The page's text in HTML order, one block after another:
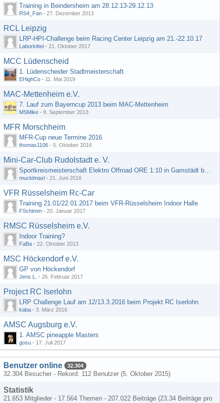
Training in Beindersheim am 28.12.13-29.12.13
RS4_Fan - 27. Dezember 2013
RCL Leipzig
LRP-HPI-Challenge beim Racing Center Leipzig am 21.-22.10.17
Laborkittel - 21. Oktober 2017
MCC Lüdenscheid
1. Lüdenscheider Stadtmeisterschaft
EHighCo - 11. Mai 2019
MAC-Mettenheim e.V.
7. Lauf zum Bayerncup 2013 beim MAC-Mettenheim
MSMike - 8. September 2013
MFR Morschheim
MFR-Cup neue Termine 2016
thomas1106 - 5. Oktober 2016
Mini-Car-Club Rudolstadt e. V.
Sportkreismeisterschaft Elektro Offroad ORE 1:10 in Gamstädt bei Erfurt, Outdoor mit Indoor Ausweichmöglichkeit!!!
mucklmaxl - 21. Juni 2016
VFR Rüsselsheim Rc-Car
Training 21.01/22.01.2017 beim VFR-Rüsselsheim Indoor Halle
FSchimm - 20. Januar 2017
RMSC Rüsselsheim e.V.
Indoor Training?
FaBa - 22. Oktober 2013
MSC Höckendorf e.V.
GP von Höckendorf
Jens L. - 26. Februar 2017
Project RC Iserlohn
LRP Challenge Lauf am 12/13.3.2016 beim Projekt RC Iserlohn
kaba - 3. März 2016
AMSC Augsburg e.V.
1. AMSC pineapple Masters
gosu - 17. Juli 2017
Benutzer online 32.304
32.304 Besucher - Rekord: 112 Benutzer (5. Oktober 2015)
Statistik
21.653 Mitglieder - 17.564 Themen - 207.022 Beiträge (23,34 Beiträge pro